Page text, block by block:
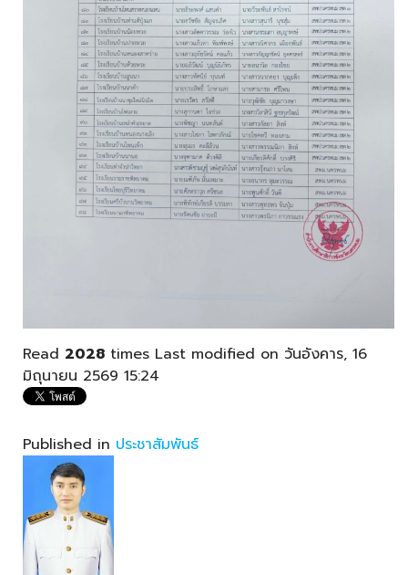
Read 2028 times Last modified on วันอังคาร, 16
มิถุนายน 2569 15:24
Published in ประชาสัมพันธ์